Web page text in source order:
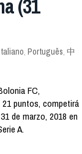
(31
, Português, 中
FC,
puntos, competirá
de marzo, 2018 en
A.